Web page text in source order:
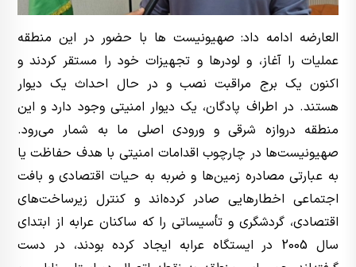
العارضه ادامه داد: صهیونیست ها با حضور در این منطقه
عملیات را آغاز، و لودرها و تجهیزات خود را مستقر کردند و
اکنون یک برج مراقبت نصب و در حال احداث یک دیوار
هستند. در اطراف پادگان، یک دیوار امنیتی وجود دارد و این
منطقه دروازه شرقی و ورودی اصلی ما به شمار می‌رود.
صهیونیست‌ها در چارچوب اقدامات امنیتی با هدف حفاظت یا
به عبارتی مصادره زمین‌ها و ضربه به حیات اقتصادی و بافت
اجتماعی اخطارهایی صادر کرده‌اند و کنترل زیرساخت‌های
اقتصادی، گردشگری و تأسیساتی را که ساکنان عرابه از ابتدای
سال 2005 در ایستگاه عرابه ایجاد کرده بودند، در دست